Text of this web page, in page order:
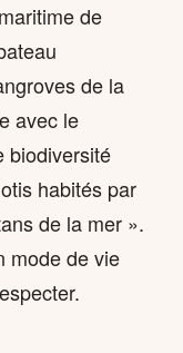
de
de la
avec le
biodiversité
habités par
de la mer ».
mode de vie